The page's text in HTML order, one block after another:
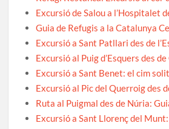
Excursió de Salou a l’Hospitalet
Guia de Refugis a la Catalunya
Excursió a Sant Patllari des de
Excursió al Puig d’Esquers des
Excursió a Sant Benet: el cim
Excursió al Pic del Querroig des
Ruta al Puigmal des de Núria:
Excursió a Sant Llorenç del